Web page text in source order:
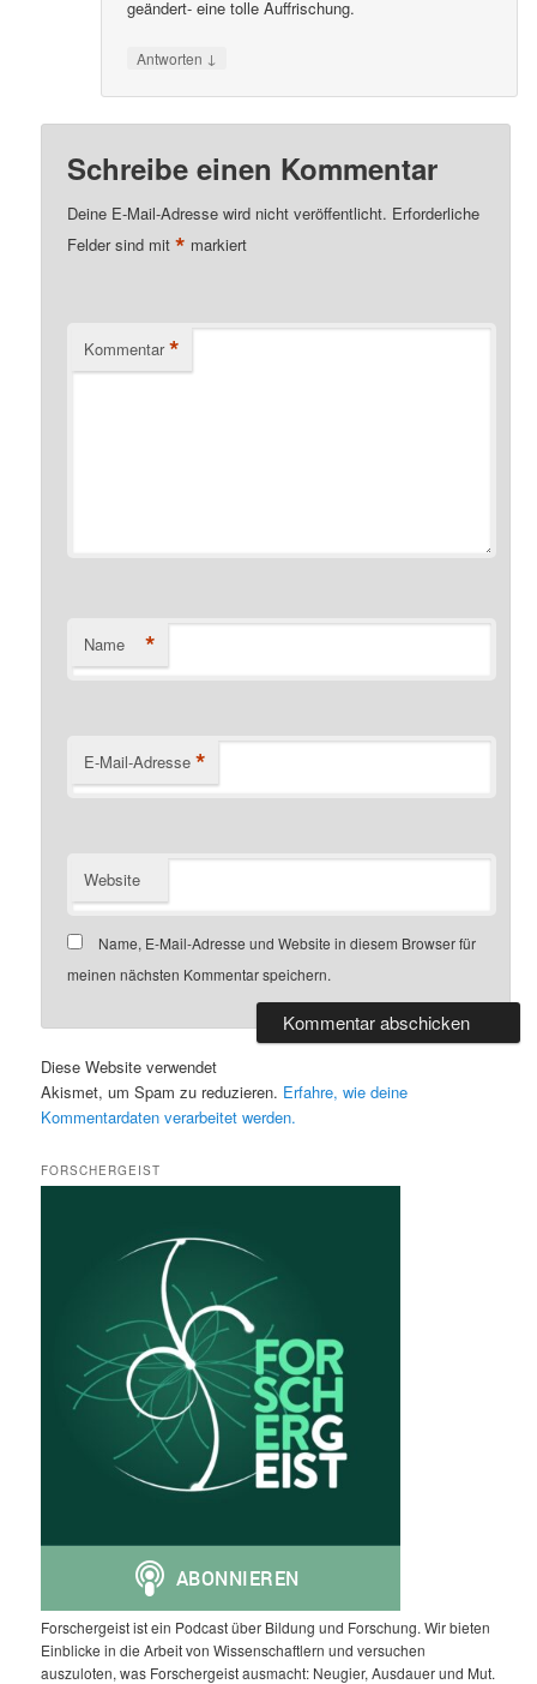
geändert- eine tolle Auffrischung.
Antworten ↓
Schreibe einen Kommentar
Deine E-Mail-Adresse wird nicht veröffentlicht. Erforderliche
Felder sind mit* markiert
Kommentar *
Name *
E-Mail-Adresse *
Website
Name, E-Mail-Adresse und Website in diesem Browser für
meinen nächsten Kommentar speichern.
Diese Website verwendet
Akismet, um Spam zu reduzieren. Erfahre, wie deine
Kommentardaten verarbeitet werden.
FORSCHERGEIST
Forschergeist ist ein Podcast über Bildung und Forschung. Wir bieten
Einblicke in die Arbeit von Wissenschaftlern und versuchen
auszuloten, was Forschergeist ausmacht: Neugier, Ausdauer und Mut.